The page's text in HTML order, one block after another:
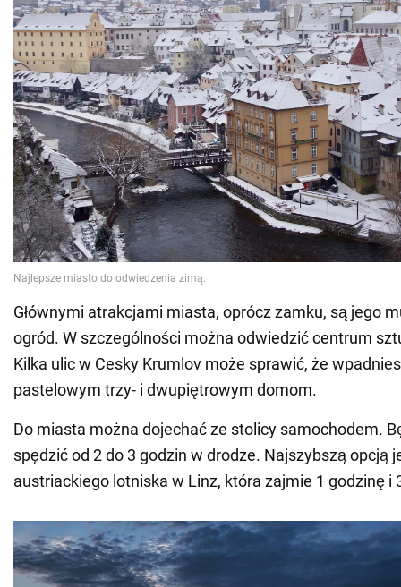
Głównymi atrakcjami miasta, oprócz zamku, są jego
ogród. W szczególności można odwiedzić centrum
Kilka ulic w Cesky Krumlov może sprawić, że
pastelowym trzy- i dwupiętrowym domom.
Do miasta można dojechać ze stolicy samochodem.
spędzić od 2 do 3 godzin w drodze. Najszybszą opcją
austriackiego lotniska w Linz, która zajmie 1 godzinę i